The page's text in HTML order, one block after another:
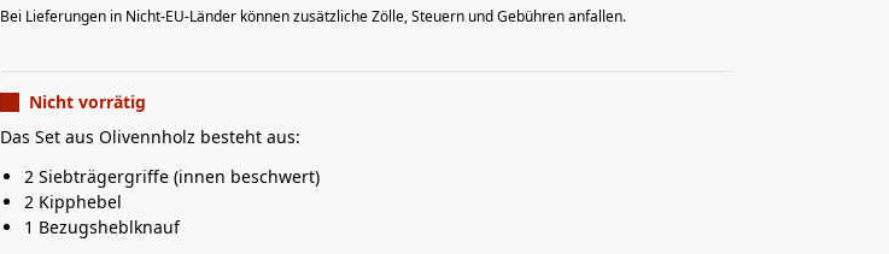
Bei Lieferungen in Nicht-EU-Länder können zusätzliche Zölle, Steuern und Gebühren anfallen.
Nicht vorrätig
Das Set aus Olivennholz besteht aus:
2 Siebträgergriffe (innen beschwert)
2 Kipphebel
1 Bezugsheblknauf